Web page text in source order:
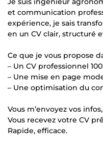
et communication
expérience, je sais
en un CV clair, structuré
Ce que je vous propose
– Un CV professionnel
– Une mise en page
– Une optimisation du
Vous m’envoyez vos
Vous recevez votre CV
Rapide, efficace.